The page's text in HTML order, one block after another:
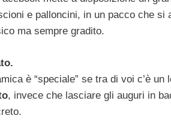
e palloncini, in un pacco che si
ma sempre gradito.
è “speciale” se tra di voi c’è un
, invece che lasciare gli auguri in